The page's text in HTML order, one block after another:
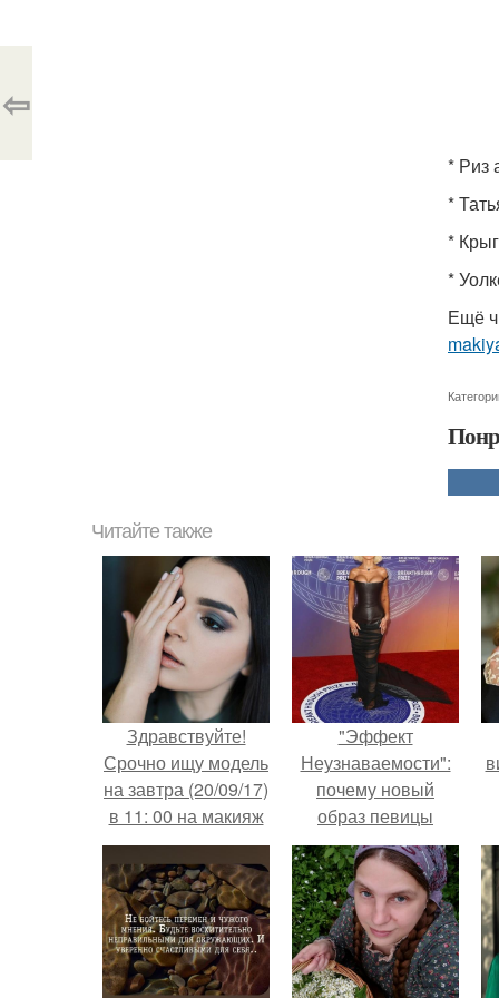
* Риз
*
*
*
Ещё
⇦
Читайте также
Здравствуйте!
Срочно ищу модель
на завтра (20/09/17)
в 11: 00 на макияж
и причёску.
"Эффект
Неузнаваемости":
почему новый
образ певицы
вызвал споры о
гранях
возможного?